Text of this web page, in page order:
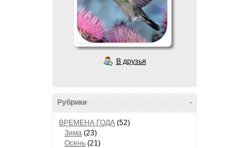
В друзья
-
Рубрики
ВРЕМЕНА ГОДА (52)
Зима (23)
Осень (21)